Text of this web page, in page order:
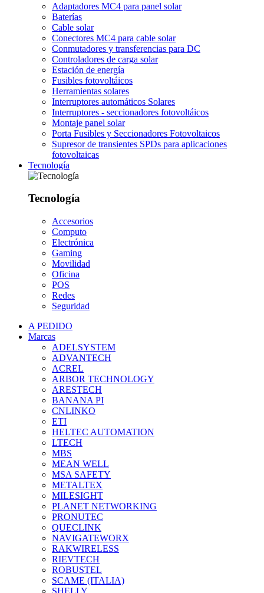
Adaptadores MC4 para panel solar
Baterías
Cable solar
Conectores MC4 para cable solar
Conmutadores y transferencias para DC
Controladores de carga solar
Estación de energía
Fusibles fotovoltáicos
Herramientas solares
Interruptores automáticos Solares
Interruptores - seccionadores fotovoltáicos
Montaje panel solar
Porta Fusibles y Seccionadores Fotovoltaicos
Supresor de transientes SPDs para aplicaciones
fotovoltaicas
Tecnología
Tecnología
Accesorios
Computo
Electrónica
Gaming
Movilidad
Oficina
POS
Redes
Seguridad
A PEDIDO
Marcas
ADELSYSTEM
ADVANTECH
ACREL
ARBOR TECHNOLOGY
ARESTECH
BANANA PI
CNLINKO
ETI
HELTEC AUTOMATION
LTECH
MBS
MEAN WELL
MSA SAFETY
METALTEX
MILESIGHT
PLANET NETWORKING
PRONUTEC
QUECLINK
NAVIGATEWORX
RAKWIRELESS
RIEVTECH
ROBUSTEL
SCAME (ITALIA)
SHELLY